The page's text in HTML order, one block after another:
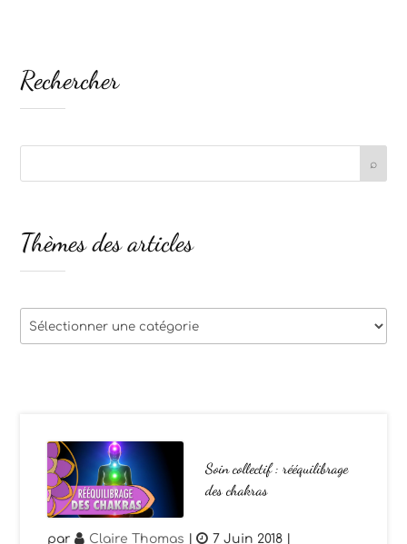
Soin collectif : rééquilibrage
des chakras
par Claire Thomas | 7 Juin 2018
Rechercher
Thèmes des articles
Thèmes
des